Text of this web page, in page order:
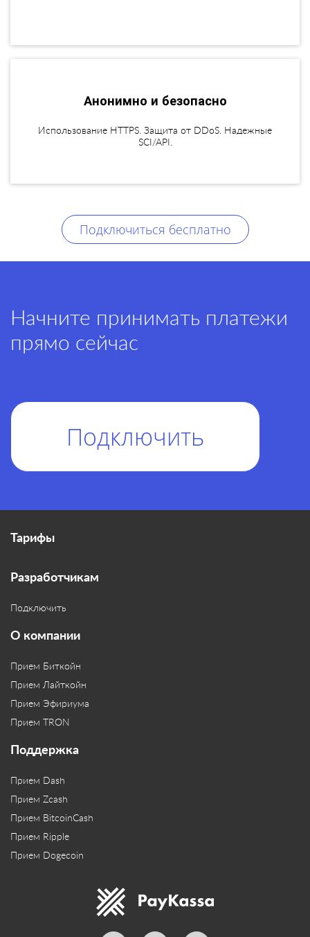
Анонимно и безопасно
Использование HTTPS. Защита от DDoS. Надежные
SCI/API.
Подключиться бесплатно
Начните принимать платежи
прямо сейчас
Подключить
Тарифы
Разработчикам
Подключить
О компании
Прием Биткойн
Прием Лайткойн
Прием Эфириума
Прием TRON
Поддержка
Прием Dash
Прием Zcash
Прием BitcoinCash
Прием Ripple
Прием Dogecoin